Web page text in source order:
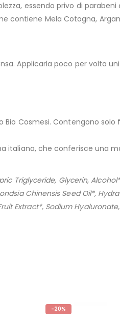
essendo privo di
Mela Cotogna, Argan,
Applicarla poco per volta
Cosmesi. Contengono
italiana, che conferisce una
Triglyceride, Glycerin,
Chinensis Seed Oil*,
Extract*, Sodium
-20%